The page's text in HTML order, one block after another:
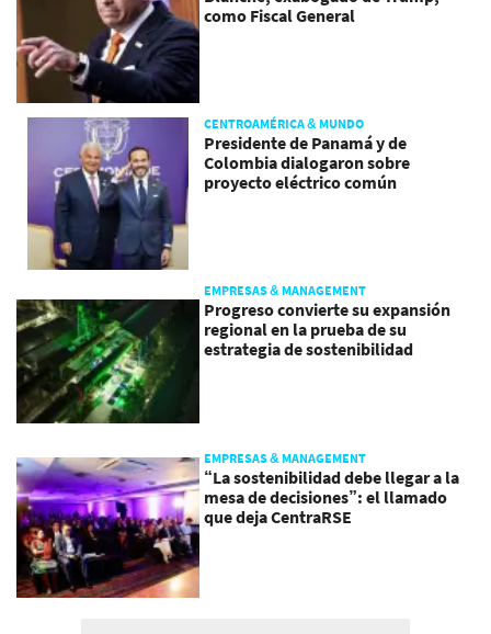
como Fiscal General
CENTROAMÉRICA & MUNDO
Presidente de Panamá y de
Colombia dialogaron sobre
proyecto eléctrico común
EMPRESAS & MANAGEMENT
Progreso convierte su expansión
regional en la prueba de su
estrategia de sostenibilidad
EMPRESAS & MANAGEMENT
“La sostenibilidad debe llegar a la
mesa de decisiones”: el llamado
que deja CentraRSE